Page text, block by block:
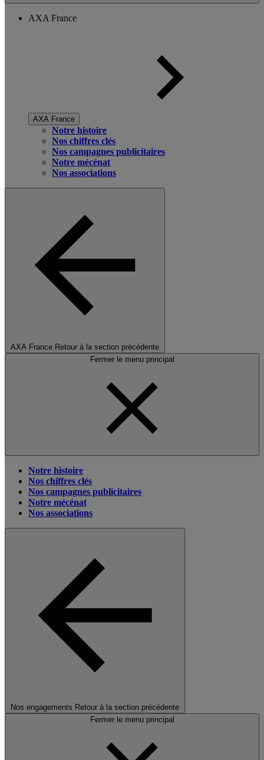
AXA France
AXA France
Notre histoire
Nos chiffres clés
Nos campagnes publicitaires
Notre mécénat
Nos associations
AXA France Retour à la section précédente
Fermer le menu principal
Notre histoire
Nos chiffres clés
Nos campagnes publicitaires
Notre mécénat
Nos associations
Nos engagements Retour à la section précédente
Fermer le menu principal